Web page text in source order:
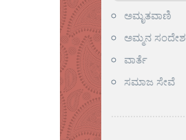
ಅಮೃತವಾಣಿ
ಅಮ್ಮನ ಸಂದೇಶ
ವಾರ್ತೆ
ಸಮಾಜ ಸೇವೆ